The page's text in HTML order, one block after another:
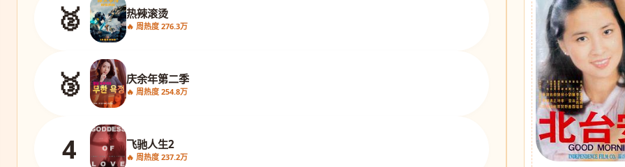
🥈 热辣滚烫
🔥 周热度 276.3万
🥉 庆余年第二季
🔥 周热度 254.8万
4 飞驰人生2
🔥 周热度 237.2万